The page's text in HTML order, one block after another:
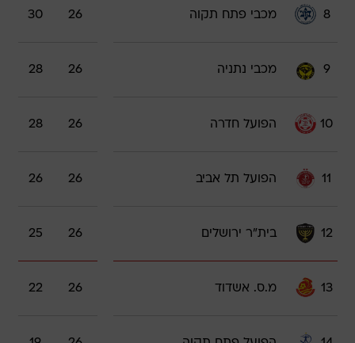
8 מכבי פתח תקוה 26
30
9 מכבי נתניה 26
28
10 הפועל חדרה 26
28
11 הפועל תל אביב 26
26
12 בית"ר ירושלים 26
25
13 מ.ס. אשדוד 26
22